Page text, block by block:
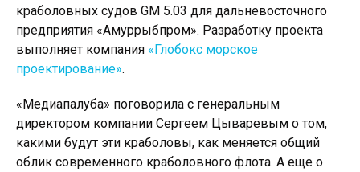
краболовных судов GM 5.03 для дальневосточного
предприятия «Амуррыбпром». Разработку проекта
выполняет компания «Глобокс морское
проектирование».
«Медиапалуба» поговорила с генеральным
директором компании Сергеем Цываревым о том,
какими будут эти краболовы, как меняется общий
облик современного краболовного флота. А еще о